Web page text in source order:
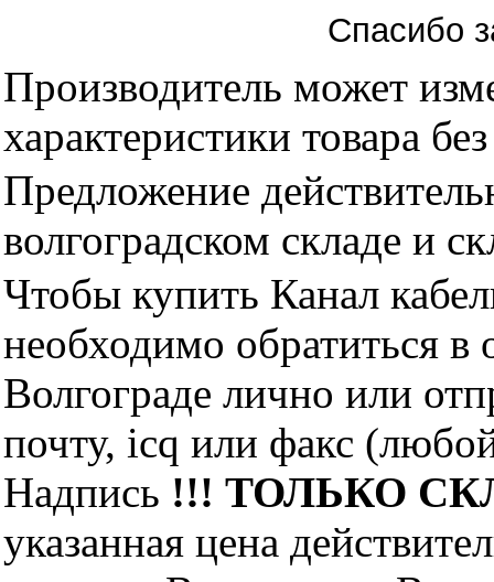
Спасибо
Производитель может
характеристики товара
Предложение
волгоградском складе и
Чтобы купить Канал
необходимо
Волгограде лично или
почту, icq или факс
Надпись !!! ТОЛЬКО
указанная цена